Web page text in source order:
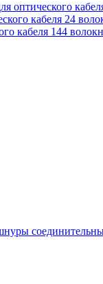
оптического
кабеля 24
кабеля 144